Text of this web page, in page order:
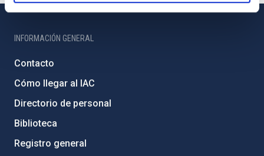
INFORMACIÓN GENERAL
Contacto
Cómo llegar al IAC
Directorio de personal
Biblioteca
Registro general